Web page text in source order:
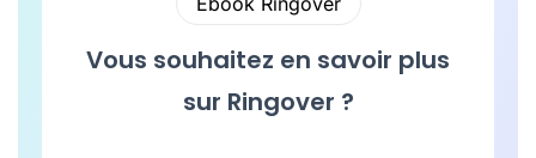
Vous souhaitez en savoir plus
sur Ringover ?